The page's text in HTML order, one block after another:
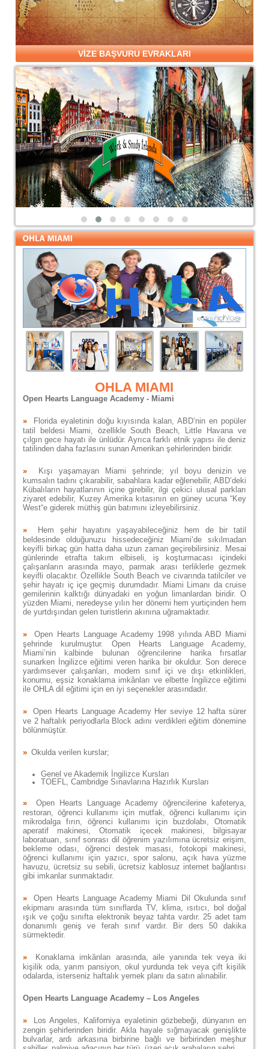
VİZE BAŞVURU EVRAKLARI
OHLA MIAMI
Open Hearts Language Academy - Miami
»
Florida eyaletinin doğu kıyısında kalan, ABD’nin en popüler
tatil beldesi Miami, özellikle South Beach, Little Havana ve
çılgın gece hayatı ile ünlüdür. Ayrıca farklı etnik yapısı ile deniz
tatilinden daha fazlasını sunan Amerikan şehirlerinden biridir.
»
Kışı yaşamayan Miami şehrinde; yıl boyu denizin ve
kumsalın tadını çıkarabilir, sabahlara kadar eğlenebilir, ABD’deki
Kübalıların hayatlarının içine girebilir, ilgi çekici ulusal parkları
ziyaret edebilir, Kuzey Amerika kıtasının en güney ucuna “Key
West“e giderek müthiş gün batımını izleyebilirsiniz.
»
Hem şehir hayatını yaşayabileceğiniz hem de bir tatil
beldesinde olduğunuzu hissedeceğiniz Miami‘de sıkılmadan
keyifli birkaç gün hatta daha uzun zaman geçirebilirsiniz. Mesai
günlerinde etrafta takım elbiseli, iş koşturmacası içindeki
çalışanların arasında mayo, parmak arası terliklerle gezmek
keyifli olacaktır. Özellikle South Beach ve civarında tatilciler ve
şehir hayatı iç içe geçmiş durumdadır. Miami Limanı da cruise
gemilerinin kalktığı dünyadaki en yoğun limanlardan biridir. O
yüzden Miami, neredeyse yılın her dönemi hem yurtiçinden hem
de yurtdışından gelen turistlerin akınına uğramaktadır.
»
Open Hearts Language Academy 1998 yılında ABD Miami
şehrinde kurulmuştur. Open Hearts Language Academy,
Miami’nin kalbinde bulunan öğrencilerine harika fırsatlar
sunarken İngilizce eğitimi veren harika bir okuldur. Son derece
yardımsever çalışanları, modern sınıf içi ve dışı etkinlikleri,
konumu, eşsiz konaklama imkânları ve elbette İngilizce eğitimi
ile OHLA dil eğitimi için en iyi seçenekler arasındadır.
»
Open Hearts Language Academy Her seviye 12 hafta sürer
ve 2 haftalık periyodlarla Block adını verdikleri eğitim dönemine
bölünmüştür.
» Okulda verilen kurslar;
Genel ve Akademik İngilizce Kursları
TOEFL, Cambridge Sınavlarına Hazırlık Kursları
»
Open Hearts Language Academy öğrencilerine kafeterya,
restoran, öğrenci kullanımı için mutfak, öğrenci kullanımı için
mikrodalga fırın, öğrenci kullanımı için buzdolabı, Otomatik
aperatif makinesi, Otomatik içecek makinesi, bilgisayar
laboratuarı, sınıf sonrası dil öğrenim yazılımına ücretsiz erişim,
bekleme odası, öğrenci destek masası, fotokopi makinesi,
öğrenci kullanımı için yazıcı, spor salonu, açık hava yüzme
havuzu, ücretsiz su sebili, ücretsiz kablosuz internet bağlantısı
gibi imkanlar sunmaktadır.
»
Open Hearts Language Academy Miami Dil Okulunda sınıf
ekipmanı arasında tüm sınıflarda TV, klima, ısıtıcı, bol doğal
ışık ve çoğu sınıfta elektronik beyaz tahta vardır. 25 adet tam
donanımlı geniş ve ferah sınıf vardır. Bir ders 50 dakika
sürmektedir.
»
Konaklama imkânları arasında, aile yanında tek veya iki
kişilik oda, yarım pansiyon, okul yurdunda tek veya çift kişilik
odalarda, isterseniz haftalık yemek planı da satın alınabilir.
Open Hearts Language Academy – Los Angeles
»
Los Angeles, Kaliforniya eyaletinin gözbebeği, dünyanın en
zengin şehirlerinden biridir. Akla hayale sığmayacak genişlikte
bulvarlar, ardı arkasına birbirine bağlı ve birbirinden meşhur